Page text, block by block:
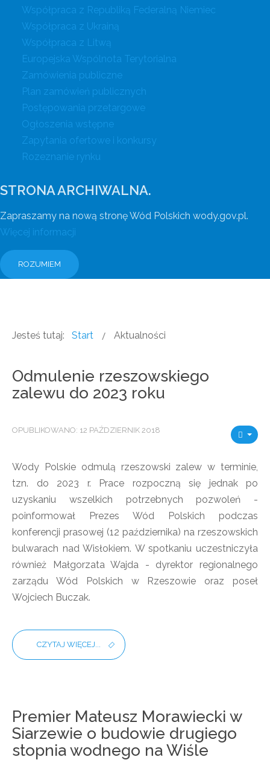
Współpraca z Republiką Federalną Niemiec
Współpraca z Ukrainą
Współpraca z Litwą
Europejska Wspólnota Terytorialna
Zamówienia publiczne
Plan zamówień publicznych
Postępowania przetargowe
Ogłoszenia wstępne
Zapytania ofertowe i konkursy
Rozeznanie rynku
STRONA ARCHIWALNA.
Zapraszamy na nową stronę Wód Polskich wody.gov.pl.
Więcej informacji
ROZUMIEM
Jesteś tutaj: Start Aktualności
Odmulenie rzeszowskiego
zalewu do 2023 roku
OPUBLIKOWANO: 12 PAŹDZIERNIK 2018
Wody Polskie odmulą rzeszowski zalew w terminie,
tzn. do 2023 r. Prace rozpoczną się jednak po
uzyskaniu wszelkich potrzebnych pozwoleń -
poinformował Prezes Wód Polskich podczas
konferencji prasowej (12 października) na rzeszowskich
bulwarach nad Wisłokiem. W spotkaniu uczestniczyła
również Małgorzata Wajda - dyrektor regionalnego
zarządu Wód Polskich w Rzeszowie oraz poseł
Wojciech Buczak.
CZYTAJ WIĘCEJ...
Premier Mateusz Morawiecki w
Siarzewie o budowie drugiego
stopnia wodnego na Wiśle